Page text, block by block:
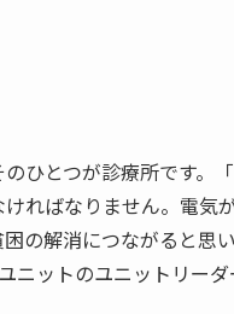
ひとつが診療所です。
ればなりません。電気
の解消につながると思い
ニットのユニットリー